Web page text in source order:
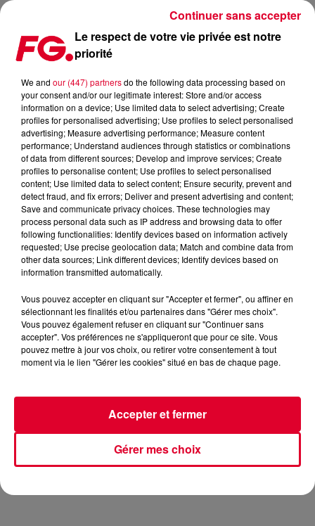
MUSIC STORY DU JOUR : TOP 100 DJ, LA PLACE DES FEMMES
Publié : 4 décembre 2023 à 11h19 par Christophe HUBERT
Crédit :Top100
Le respect de votre vie privée est notre
priorité
We and our (447) partnersdo the following data processing based on
your consent and/or our legitimate interest: Store and/or access
information on a device; Use limited data to select advertising; Create
profiles for personalised advertising; Use profiles to select personalised
advertising; Measure advertising performance; Measure content
performance; Understand audiences through statistics or combinations
of data from different sources; Develop and improve services; Create
profiles to personalise content; Use profiles to select personalised
content; Use limited data to select content; Ensure security, prevent and
detect fraud, and fix errors; Deliver and present advertising and content;
Save and communicate privacy choices. These technologies may
process personal data such as IP address and browsing data to offer
following functionalities: Identify devices based on information actively
requested; Use precise geolocation data; Match and combine data from
other data sources; Link different devices; Identify devices based on
information transmitted automatically.
Vous pouvez accepter en cliquant sur "Accepter et fermer", ou affiner en
sélectionnant les finalités et/ou partenaires dans "Gérer mes choix".
Vous pouvez également refuser en cliquant sur "Continuer sans
accepter". Vos préférences ne s'appliqueront que pour ce site. Vous
pouvez mettre à jour vos choix, ou retirer votre consentement à tout
moment via le lien "Gérer les cookies" situé en bas de chaque page.
Gérer mes choix
Accepter et fermer
Continuer sans accepter